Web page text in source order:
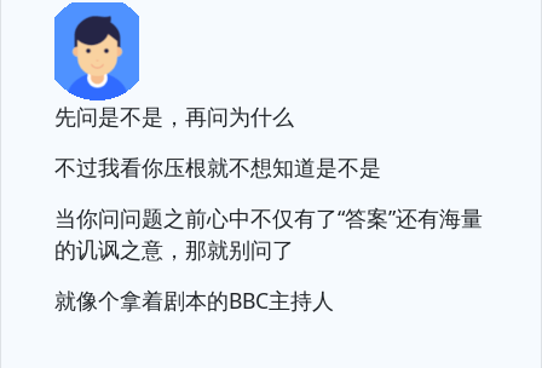
先问是不是，再问为什么
不过我看你压根就不想知道是不是
当你问问题之前心中不仅有了“答案”还有海量
的讥讽之意，那就别问了
就像个拿着剧本的BBC主持人